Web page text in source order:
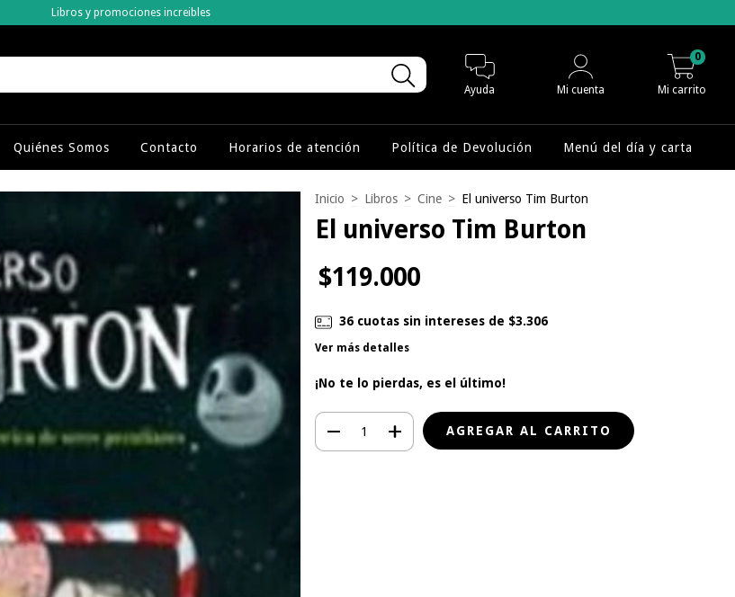
Libros y promociones increibles
Ayuda Mi cuenta Mi carrito
0
Quiénes Somos Contacto Horarios de atención Política de Devolución Menú del día y carta
Inicio > Libros > Cine > El universo Tim Burton
El universo Tim Burton
$119.000
36 cuotas sin intereses de $3.306
Ver más detalles
¡No te lo pierdas, es el último!